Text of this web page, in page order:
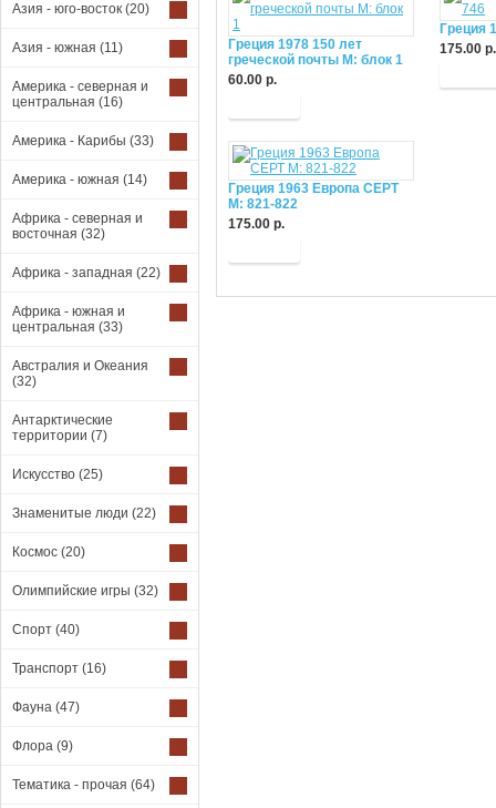
Азия - юго-восток (20)
Азия - южная (11)
Америка - северная и
центральная (16)
Америка - Карибы (33)
Америка - южная (14)
Африка - северная и
восточная (32)
Африка - западная (22)
Африка - южная и
центральная (33)
Австралия и Океания
(32)
Антарктические
территории (7)
Искусство (25)
Знаменитые люди (22)
Космос (20)
Олимпийские игры (32)
Спорт (40)
Транспорт (16)
Фауна (47)
Флора (9)
Тематика - прочая (64)
Греция 1978 150 лет
греческой почты М: блок 1
60.00 р.
Греция
175.00 р.
Греция 1963 Европа СЕРТ
М: 821-822
175.00 р.